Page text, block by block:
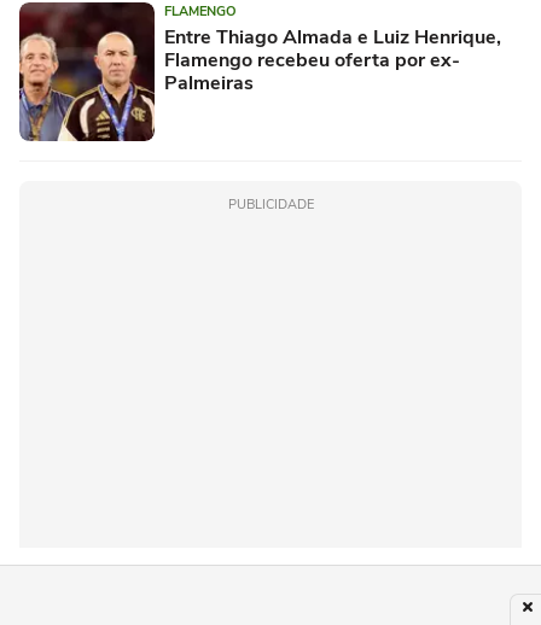
FLAMENGO
Entre Thiago Almada e Luiz Henrique,
Flamengo recebeu oferta por ex-
Palmeiras
PUBLICIDADE